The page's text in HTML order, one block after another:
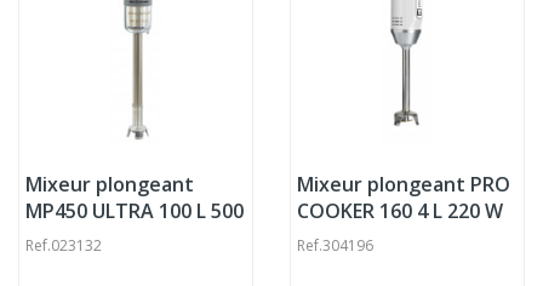
Mixeur plongeant
MP450 ULTRA 100 L 500
W 230v Robot Coupe
Ref.023132
Mixeur plongeant PRO
COOKER 160 4 L 220 W
230v Mixer Pro.cooker
Ref.304196